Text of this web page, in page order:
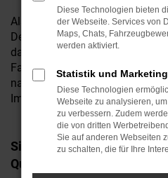
Als Reimport bezeichnet man
Deutschland aus ins Ausland
dann wieder zurück nach
Fahrzeuge, die im Ausland
nach Deutschland exportiert
Importfahrzeuge!
Sind Import/Reimport-
Qualität?
Diese Technologien bieten
der Webseite. Services von
Maps, Chats,
werden aktiviert.
Statistik und Marketing
Diese Technologien
Webseite zu analysieren,
zu verbessern. Zudem
die von dritten
Sie auf anderen Webseiten
zu schalten, die für Ihre